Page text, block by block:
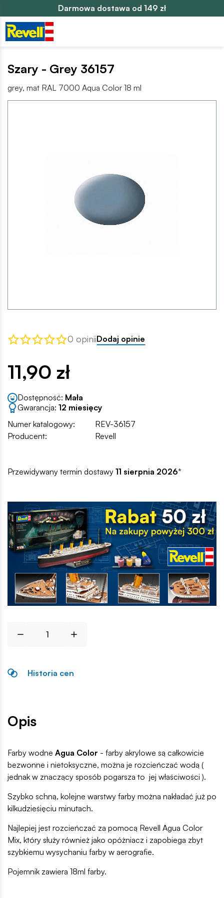
Darmowa dostawa od 149 zł
Szary - Grey 36157
grey, mat RAL 7000 Aqua Color 18 ml
0 opiniiDodaj opinie
11,90 zł
Dostępność: Mała
Gwarancja: 12 miesięcy
Numer katalogowy:
REV-36157
Producent:
Revell
Przewidywany termin dostawy 11 sierpnia 2026*
Historia cen
Opis
Farby wodne Agua Color - farby akrylowe są całkowicie
bezwonne i nietoksyczne, można je rozcieńczać wodą (
jednak w znaczący sposób pogarsza to jej właściwości ).
Szybko schną, kolejne warstwy farby można nakładać już po
kilkudzieśięciu minutach.
Najlepiej jest rozcieńczać za pomocą Revell Agua Color
Mix, który służy również jako opóżniacz i zapobiega zbyt
szybkiemu wysychaniu farby w aerografie.
Pojemnik zawiera 18ml farby.